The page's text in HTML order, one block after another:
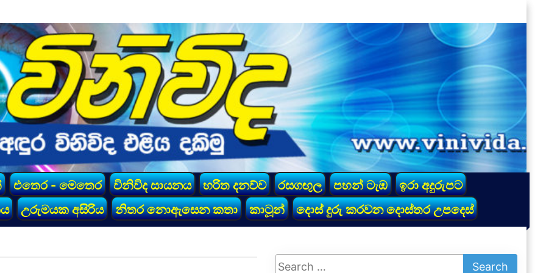
එතෙර - මෙතෙර විනිවිද සායනය හරිත දනව්ව රසගඟුල පහන් ටැඹ
ඉරා අදුරුපට
උරුමයක අසිරිය නිතර නොඇසෙන කතා කාටූන් දොස් දුරු කරවන දොස්තර උපදෙස්